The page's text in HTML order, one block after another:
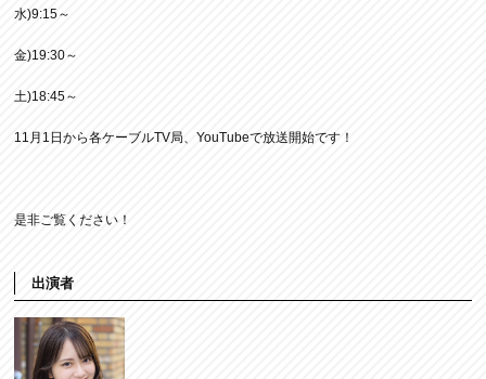
水)9:15～
金)19:30～
土)18:45～
11月1日から各ケーブルTV局、YouTubeで放送開始です！
是非ご覧ください！
出演者